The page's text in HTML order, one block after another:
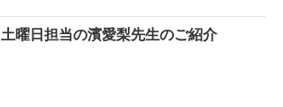
土曜日担当の濱愛梨先生のご紹介